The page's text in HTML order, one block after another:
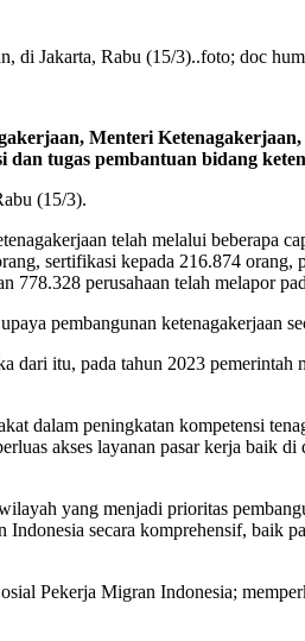
di Jakarta, Rabu (15/3)..foto; doc
Menteri Ketenagakerjaan,
tugas pembantuan bidang
(15/3).
telah melalui beberapa
sertifikasi kepada 216.874 orang,
778.328 perusahaan telah melapor
pembangunan ketenagakerjaan
dari itu, pada tahun 2023
dalam peningkatan kompetensi
akses layanan pasar kerja baik di
yang menjadi prioritas
secara komprehensif, baik
Pekerja Migran Indonesia;